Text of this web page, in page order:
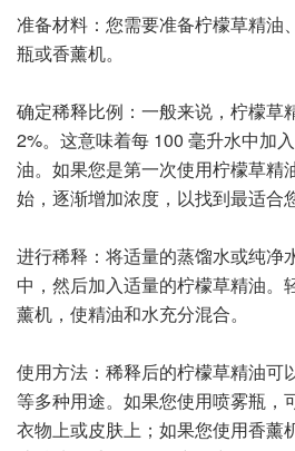
准备材料：您需要准备柠檬草精油
瓶或香薰机。
确定稀释比例：一般来说，柠檬草
2%。这意味着每 100 毫升水中加
油。如果您是第一次使用柠檬草精
始，逐渐增加浓度，以找到最适合
进行稀释：将适量的蒸馏水或纯净
中，然后加入适量的柠檬草精油。
薰机，使精油和水充分混合。
使用方法：稀释后的柠檬草精油可
等多种用途。如果您使用喷雾瓶，
衣物上或皮肤上；如果您使用香薰